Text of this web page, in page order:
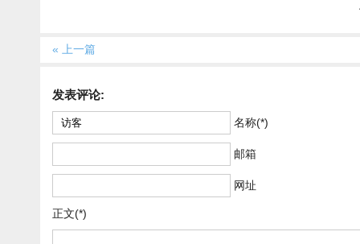
« 上一篇
发表评论:
名称(*)
邮箱
网址
正文(*)